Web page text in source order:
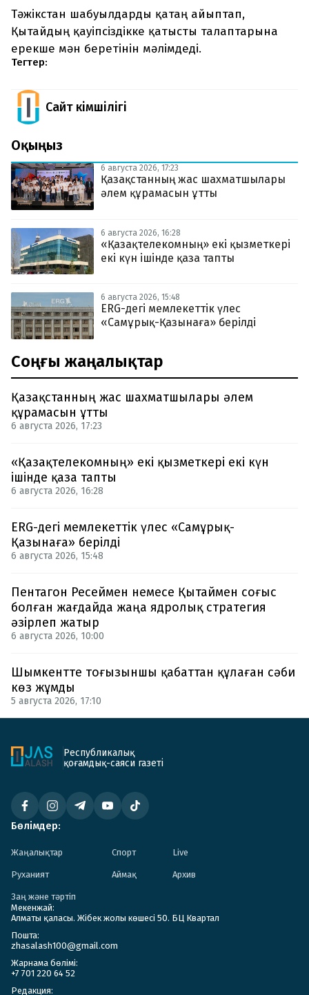
Тәжікстан шабуылдарды қатаң айыптап,
Қытайдың қауіпсіздікке қатысты талаптарына
ерекше мән беретінін мәлімдеді.
Тегтер:
Сайт Әкімшілігі
Оқыңыз
6 августа 2026, 17:23
Қазақстанның жас шахматшылары
әлем құрамасын ұтты
6 августа 2026, 16:28
«Қазақтелекомның» екі қызметкері
екі күн ішінде қаза тапты
6 августа 2026, 15:48
ERG-дегі мемлекеттік үлес
«Самұрық-Қазынаға» берілді
Соңғы жаңалықтар
Қазақстанның жас шахматшылары әлем
құрамасын ұтты
6 августа 2026, 17:23
«Қазақтелекомның» екі қызметкері екі күн
ішінде қаза тапты
6 августа 2026, 16:28
ERG-дегі мемлекеттік үлес «Самұрық-
Қазынаға» берілді
6 августа 2026, 15:48
Пентагон Ресеймен немесе Қытаймен соғыс
болған жағдайда жаңа ядролық стратегия
әзірлеп жатыр
6 августа 2026, 10:00
Шымкентте тоғызыншы қабаттан құлаған сәби
көз жұмды
5 августа 2026, 17:10
Республикалық
қоғамдық-саяси газеті
Бөлімдер:
Жаңалықтар Спорт Live
Руханият Аймақ Архив
Заң және тәртіп
Мекенжай:
Алматы қаласы. Жібек жолы көшесі 50. БЦ Квартал
Пошта:
zhasalash100@gmail.com
Жарнама бөлімі:
+7 701 220 64 52
Редакция: